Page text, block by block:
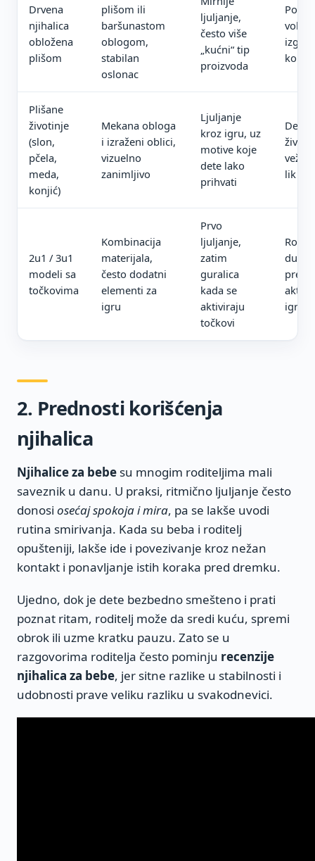
Drvena
njihalica
obložena
plišom
plišom ili
baršunastom
oblogom,
stabilan
oslonac
ljuljanje,
često više
„kućni“ tip
proizvoda
vole
Plišane
životinje
(slon,
pčela,
meda,
konjić)
Mekana obloga
i izraženi oblici,
vizuelno
zanimljivo
Ljuljanje
kroz igru, uz
motive koje
dete lako
prihvati
Deca
vežu
lik
2u1 / 3u1
modeli sa
točkovima
Kombinacija
materijala,
često dodatni
elementi za
igru
Prvo
ljuljanje,
zatim
guralica
kada se
aktiviraju
točkovi
dužu
2. Prednosti korišćenja
njihalica
Njihalice za bebe su mnogim roditeljima mali
saveznik u danu. U praksi, ritmično ljuljanje često
donosi osećaj spokoja i mira, pa se lakše uvodi
rutina smirivanja. Kada su beba i roditelj
opušteniji, lakše ide i povezivanje kroz nežan
kontakt i ponavljanje istih koraka pred dremku.
Ujedno, dok je dete bezbedno smešteno i prati
poznat ritam, roditelj može da sredi kuću, spremi
obrok ili uzme kratku pauzu. Zato se u
razgovorima roditelja često pominju recenzije
njihalica za bebe, jer sitne razlike u stabilnosti i
udobnosti prave veliku razliku u svakodnevici.